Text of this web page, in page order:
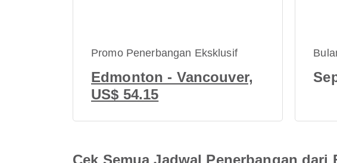
Promo Penerbangan Eksklusif
Edmonton - Vancouver,
US$ 54.15
Cek Semua Jadwal Penerbangan dari